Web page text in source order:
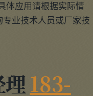
体应用请根据实际情
业技术人员或厂家技
理 183-